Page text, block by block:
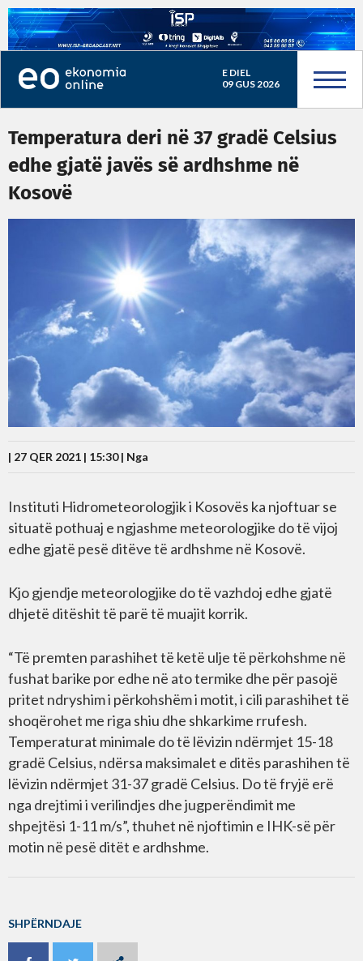
E DIEL
09 GUS 2026
Temperatura deri në 37 gradë Celsius
edhe gjatë javës së ardhshme në
Kosovë
| 27 QER 2021 | 15:30 | Nga
Instituti Hidrometeorologjik i Kosovës ka njoftuar se
situatë pothuaj e ngjashme meteorologjike do të vijoj
edhe gjatë pesë ditëve të ardhshme në Kosovë.
Kjo gjendje meteorologjike do të vazhdoj edhe gjatë
dhjetë ditëshit të parë të muajit korrik.
“Të premten parashihet të ketë ulje të përkohshme në
fushat barike por edhe në ato termike dhe për pasojë
pritet ndryshim i përkohshëm i motit, i cili parashihet të
shoqërohet me riga shiu dhe shkarkime rrufesh.
Temperaturat minimale do të lëvizin ndërmjet 15-18
gradë Celsius, ndërsa maksimalet e ditës parashihen të
lëvizin ndërmjet 31-37 gradë Celsius. Do të fryjë erë
nga drejtimi i verilindjes dhe jugperëndimit me
shpejtësi 1-11 m/s”, thuhet në njoftimin e IHK-së për
motin në pesë ditët e ardhshme.
SHPËRNDAJE